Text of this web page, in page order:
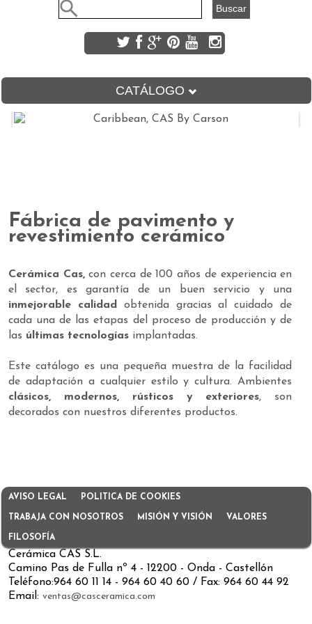
CATÁLOGO
DAVID CARSON
PIEZAS COMPLEMENTARIAS
FORMATOS
Fábrica de pavimento y
revestimiento cerámico
Cerámica Cas,con cerca de 100 años de experiencia en
el sector, es garantía de un buen servicio y una
inmejorable calidad
obtenida gracias al cuidado de
cada una de las etapas del proceso de producción y de
las últimas tecnologías implantadas.
Este catálogo es una pequeña muestra de la facilidad
de adaptación a cualquier estilo y cultura. Ambientes
clásicos, modernos, rústicos y exteriores, son
decorados con nuestros diferentes productos.
AVISO LEGAL POLITICA DE COOKIES
TRABAJA CON NOSOTROS MISIÓN Y VISIÓN VALORES
FILOSOFÍA
Cerámica CAS S.L.
Camino Pas de Fulla nº 4 - 12200 - Onda - Castellón
Teléfono:964 60 11 14 - 964 60 40 60 / Fax: 964 60 44 92
Email: ventas@casceramica.com